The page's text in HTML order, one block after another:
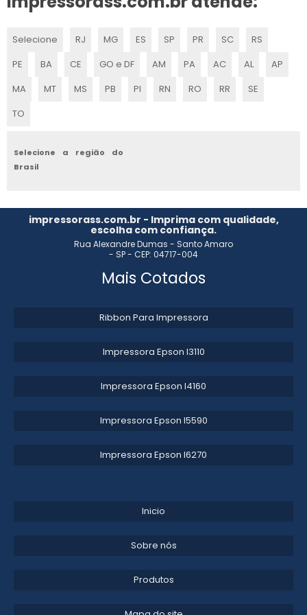
CLICHÊ PARA IMPRESSÃO
CLICHERIA SP
CLICHÊ PARA ETIQUETAS
CLICHÊ RELEVO SECO
CLICHÊ DE FLEXOGRAFIA ONDE COMPRAR
CLICHÊ PARA RELEVO SECO
PORTA CLICHÊ FLEXOGRAFIA
Selecione RJ MG ES SP PR SC
RS
PE
BA CE GO e DF AM PA AC AL
AP
MA
MT MS PB PI RN RO RR
SE
TO
Selecione a região do
Brasil
impressorass.com.br - Imprima com qualidade,
escolha com confiança.
Rua Alexandre Dumas - Santo Amaro
- SP - CEP: 04717-004
Mais Cotados
Ribbon Para Impressora
Impressora Epson l3110​
Impressora Epson l4160​
Impressora Epson l5590​
Impressora Epson l6270​
Inicio
Sobre nós
Produtos